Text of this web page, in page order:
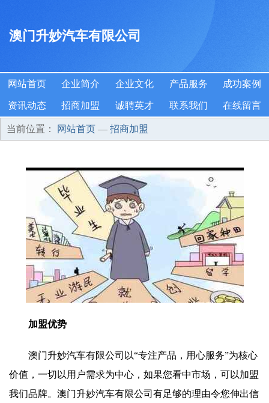
澳门升妙汽车有限公司
网站首页 企业简介 企业文化 产品服务 成功案例
资讯动态 招商加盟 诚聘英才 联系我们 在线留言
当前位置： 网站首页 — 招商加盟
加盟优势
澳门升妙汽车有限公司以“专注产品，用心服务”为核心
价值，一切以用户需求为中心，如果您看中市场，可以加盟
我们品牌。澳门升妙汽车有限公司有足够的理由令您伸出信